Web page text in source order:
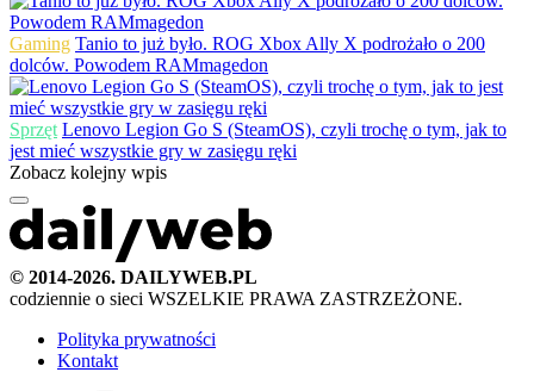
Gaming Tanio to już było. ROG Xbox Ally X podrożało o 200
dolców. Powodem RAMmagedon
Sprzęt Lenovo Legion Go S (SteamOS), czyli trochę o tym, jak to
jest mieć wszystkie gry w zasięgu ręki
Zobacz kolejny wpis
© 2014-2026. DAILYWEB.PL
codziennie o sieci WSZELKIE PRAWA ZASTRZEŻONE.
Polityka prywatności
Kontakt